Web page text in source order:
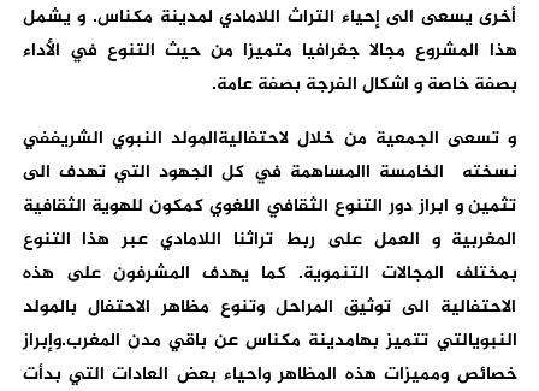
أخرى يسعى الى إحياء التراث اللامادي لمدينة مكناس. و يشمل
هذا المشروع مجالا جغرافيا متميزا من حيث التنوع في الأداء
بصفة خاصة و اشكال الفرجة بصفة عامة.
و تسعى الجمعية من خلال لاحتفاليةالمولد النبوي الشريففي
نسخته الخامسة االمساهمة في كل الجهود التي تهدف الى
تثمين و ابراز دور التنوع الثقافي اللغوي كمكون للهوية الثقافية
المغربية و العمل على ربط تراثنا اللامادي عبر هذا التنوع
بمختلف المجالات التنموية. كما يهدف المشرفون على هذه
الاحتفالية الى توثيق المراحل وتنوع مظاهر الاحتفال بالمولد
النبويالتي تتميز بهامدينة مكناس عن باقي مدن المغرب.وإبراز
خصائص ومميزات هذه المظاهر واحياء بعض العادات التي بدأت